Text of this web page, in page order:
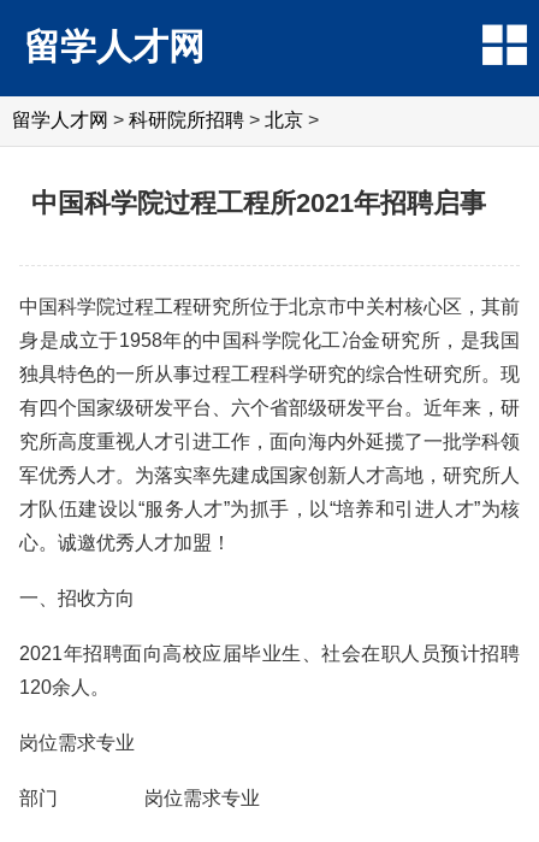
留学人才网
留学人才网 > 科研院所招聘 > 北京 >
中国科学院过程工程所2021年招聘启事
中国科学院过程工程研究所位于北京市中关村核心区，其前
身是成立于1958年的中国科学院化工冶金研究所，是我国
独具特色的一所从事过程工程科学研究的综合性研究所。现
有四个国家级研发平台、六个省部级研发平台。近年来，研
究所高度重视人才引进工作，面向海内外延揽了一批学科领
军优秀人才。为落实率先建成国家创新人才高地，研究所人
才队伍建设以“服务人才”为抓手，以“培养和引进人才”为核
心。诚邀优秀人才加盟！
一、招收方向
2021年招聘面向高校应届毕业生、社会在职人员预计招聘
120余人。
岗位需求专业
部门 岗位需求专业